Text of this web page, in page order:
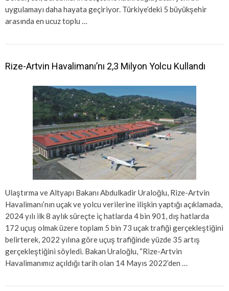
uygulamayı daha hayata geçiriyor. Türkiye’deki 5 büyükşehir
arasında en ucuz toplu …
Rize-Artvin Havalimanı’nı 2,3 Milyon Yolcu Kullandı
Ulaştırma ve Altyapı Bakanı Abdulkadir Uraloğlu, Rize-Artvin
Havalimanı’nın uçak ve yolcu verilerine ilişkin yaptığı açıklamada,
2024 yılı ilk 8 aylık süreçte iç hatlarda 4 bin 901, dış hatlarda
172 uçuş olmak üzere toplam 5 bin 73 uçak trafiği gerçekleştiğini
belirterek, 2022 yılına göre uçuş trafiğinde yüzde 35 artış
gerçekleştiğini söyledi. Bakan Uraloğlu, “Rize-Artvin
Havalimanımız açıldığı tarih olan 14 Mayıs 2022’den …